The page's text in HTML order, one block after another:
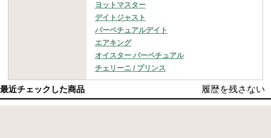
ヨットマスター
デイトジャスト
パーペチュアルデイト
エアキング
オイスター パーペチュアル
チェリーニ / プリンス
最近チェックした商品 履歴を残さない